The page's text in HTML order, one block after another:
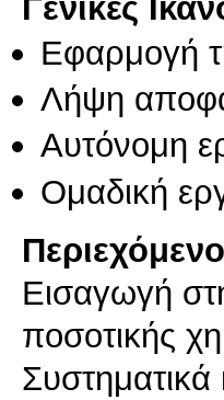
Εφαρμογή
Λήψη
Αυτόνομη
Ομαδική
Εισαγωγή
ποσοτικής
Συστηματικά